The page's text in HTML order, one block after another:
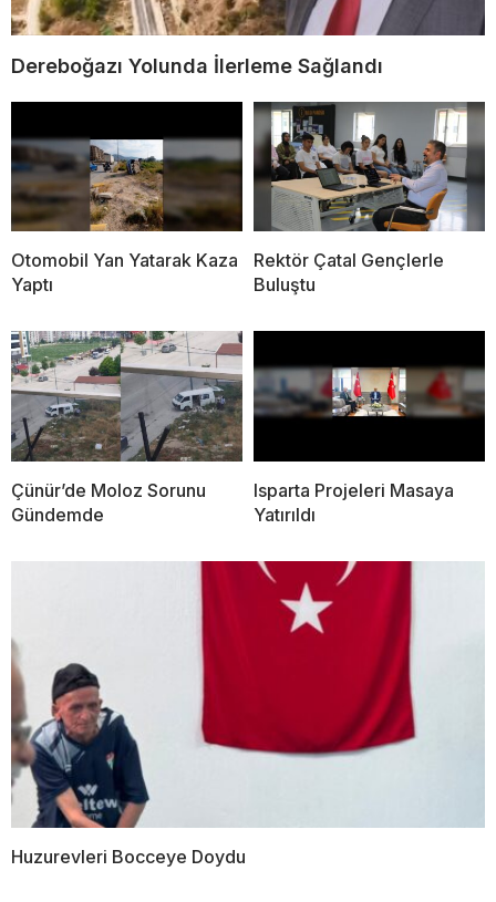
Dereboğazı Yolunda İlerleme Sağlandı
Otomobil Yan Yatarak Kaza
Yaptı
Rektör Çatal Gençlerle
Buluştu
Çünür’de Moloz Sorunu
Gündemde
Isparta Projeleri Masaya
Yatırıldı
Huzurevleri Bocceye Doydu